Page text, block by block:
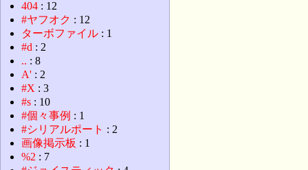
404 : 12
#ヤフオク : 12
ターボファイル : 1
#d : 2
.. : 8
A' : 2
#X : 3
#s : 10
#個々事例 : 1
#シリアルポート : 2
画像掲示板 : 1
%2 : 7